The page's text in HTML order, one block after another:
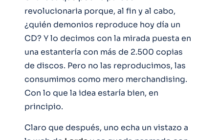
revolucionaria porque, al fin y al cabo,
¿quién demonios reproduce hoy día un
CD? Y lo decimos con la mirada puesta en
una estantería con más de 2.500 copias
de discos. Pero no las reproducimos, las
consumimos como mero merchandising.
Con lo que la idea estaría bien, en
principio.
Claro que después, uno echa un vistazo a